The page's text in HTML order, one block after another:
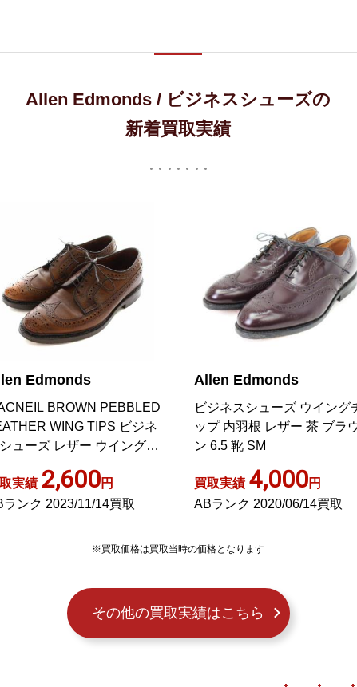
Allen Edmonds / ビジネスシューズの
新着買取実績
Edmonds
BROWN PEBBLED
WING TIPS ビジネ
ューズ レザー ウイングチ
実績 2,600円
ランク 2023/11/14買取
Allen Edmonds
ビジネスシューズ ウイング
ップ 内羽根 レザー 茶 ブラ
ン 6.5 靴 SM
買取実績 4,000円
ABランク 2020/06/14買取
※買取価格は買取当時の価格となります
その他の買取実績はこちら